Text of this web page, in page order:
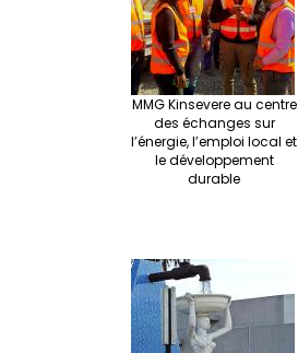
MMG Kinsevere au centre
des échanges sur
l’énergie, l’emploi local et
le développement
durable